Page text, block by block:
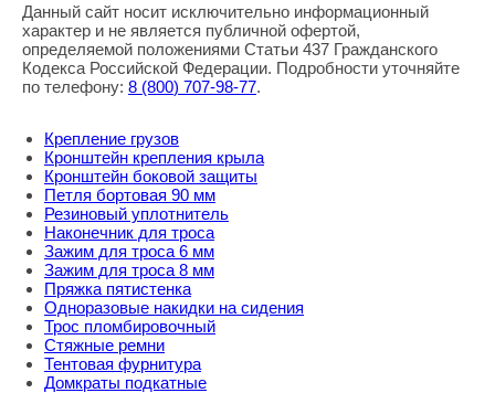
Данный сайт носит исключительно информационный
характер и не является публичной офертой,
определяемой положениями Статьи 437 Гражданского
Кодекса Российской Федерации. Подробности уточняйте
по телефону: 8 (800) 707-98-77.
Крепление грузов
Кронштейн крепления крыла
Кронштейн боковой защиты
Петля бортовая 90 мм
Резиновый уплотнитель
Наконечник для троса
Зажим для троса 6 мм
Зажим для троса 8 мм
Пряжка пятистенка
Одноразовые накидки на сидения
Трос пломбировочный
Стяжные ремни
Тентовая фурнитура
Домкраты подкатные